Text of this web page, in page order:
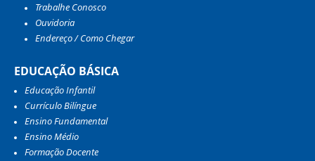
Trabalhe Conosco
Ouvidoria
Endereço / Como Chegar
EDUCAÇÃO BÁSICA
Educação Infantil
Currículo Bilíngue
Ensino Fundamental
Ensino Médio
Formação Docente